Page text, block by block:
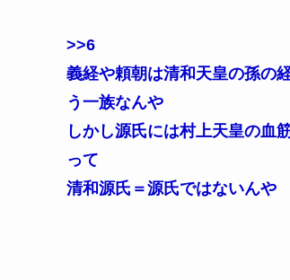
>>6
義経や頼朝は清和天皇の孫の
う一族なんや
しかし源氏には村上天皇の血
って
清和源氏＝源氏ではないんや